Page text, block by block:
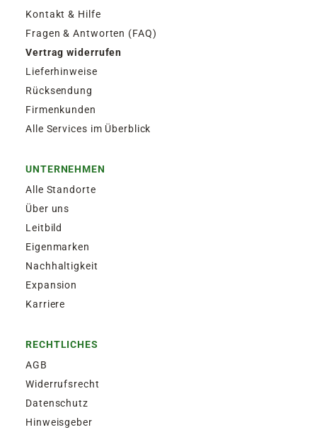
Kontakt & Hilfe
Fragen & Antworten (FAQ)
Vertrag widerrufen
Lieferhinweise
Rücksendung
Firmenkunden
Alle Services im Überblick
UNTERNEHMEN
Alle Standorte
Über uns
Leitbild
Eigenmarken
Nachhaltigkeit
Expansion
Karriere
RECHTLICHES
AGB
Widerrufsrecht
Datenschutz
Hinweisgeber